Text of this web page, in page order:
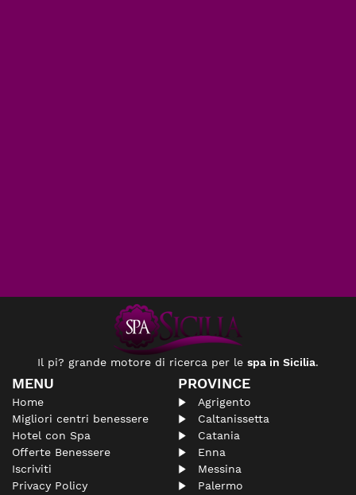
Il pi? grande motore di ricerca per le spa in Sicilia.
MENU
Home
Migliori centri benessere
Hotel con Spa
Offerte Benessere
Iscriviti
Privacy Policy
PROVINCE
Agrigento
Caltanissetta
Catania
Enna
Messina
Palermo